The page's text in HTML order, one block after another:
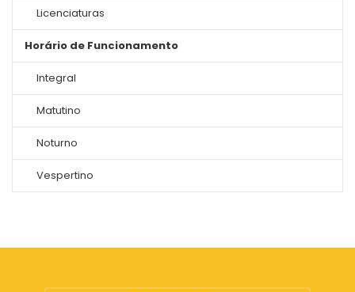
Licenciaturas
Horário de Funcionamento
Integral
Matutino
Noturno
Vespertino